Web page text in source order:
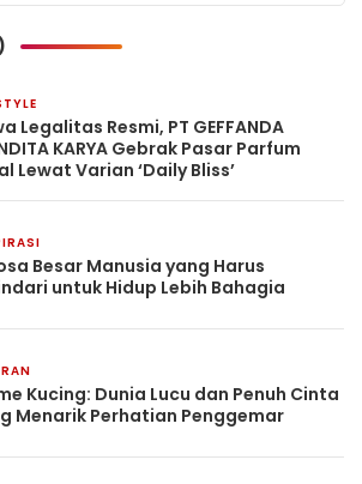
Legalitas Resmi, PT GEFFANDA
KARYA Gebrak Pasar Parfum
Lewat Varian ‘Daily Bliss’
Besar Manusia yang Harus
untuk Hidup Lebih Bahagia
Kucing: Dunia Lucu dan Penuh Cinta
Menarik Perhatian Penggemar